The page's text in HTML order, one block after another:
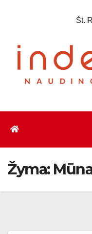
Št.
Žyma: